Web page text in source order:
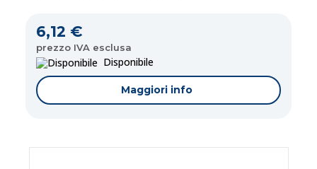
6,12 €
prezzo IVA esclusa
Disponibile
Maggiori info